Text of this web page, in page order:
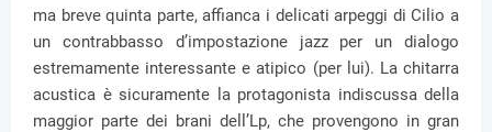
ma breve quinta parte, affianca i delicati arpeggi di Cilio a
un contrabbasso d’impostazione jazz per un dialogo
estremamente interessante e atipico (per lui). La chitarra
acustica è sicuramente la protagonista indiscussa della
maggior parte dei brani dell’Lp, che provengono in gran